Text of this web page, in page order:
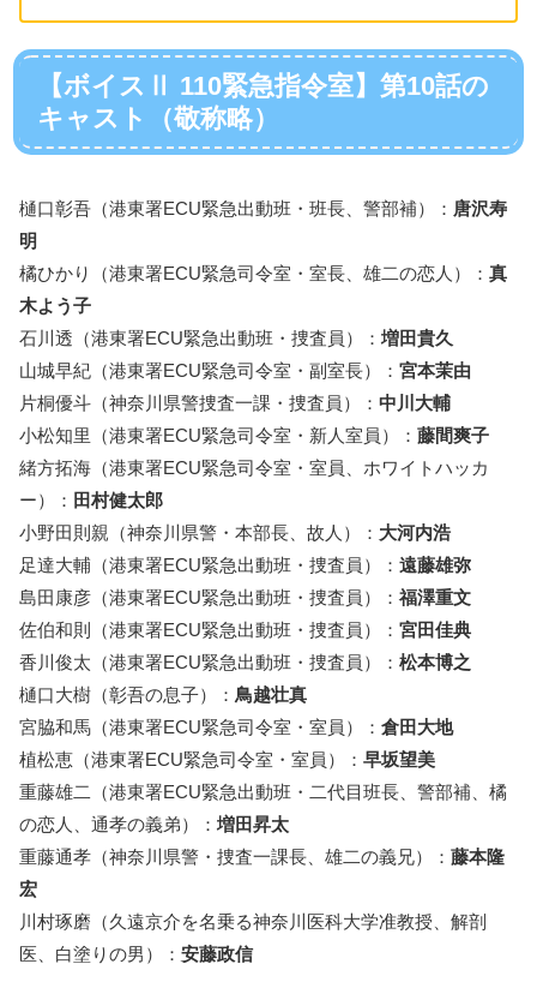
【ボイスⅡ 110緊急指令室】第10話の
キャスト（敬称略）
樋口彰吾（港東署ECU緊急出動班・班長、警部補）： 唐沢寿
明
橘ひかり（港東署ECU緊急司令室・室長、雄二の恋人）： 真
木よう子
石川透（港東署ECU緊急出動班・捜査員）： 増田貴久
山城早紀（港東署ECU緊急司令室・副室長）： 宮本茉由
片桐優斗（神奈川県警捜査一課・捜査員）： 中川大輔
小松知里（港東署ECU緊急司令室・新人室員）： 藤間爽子
緒方拓海（港東署ECU緊急司令室・室員、ホワイトハッカ
ー）： 田村健太郎
小野田則親（神奈川県警・本部長、故人）： 大河内浩
足達大輔（港東署ECU緊急出動班・捜査員）： 遠藤雄弥
島田康彦（港東署ECU緊急出動班・捜査員）： 福澤重文
佐伯和則（港東署ECU緊急出動班・捜査員）： 宮田佳典
香川俊太（港東署ECU緊急出動班・捜査員）： 松本博之
樋口大樹（彰吾の息子）： 鳥越壮真
宮脇和馬（港東署ECU緊急司令室・室員）： 倉田大地
植松恵（港東署ECU緊急司令室・室員）： 早坂望美
重藤雄二（港東署ECU緊急出動班・二代目班長、警部補、橘
の恋人、通孝の義弟）： 増田昇太
重藤通孝（神奈川県警・捜査一課長、雄二の義兄）： 藤本隆
宏
川村琢磨（久遠京介を名乗る神奈川医科大学准教授、解剖
医、白塗りの男）： 安藤政信